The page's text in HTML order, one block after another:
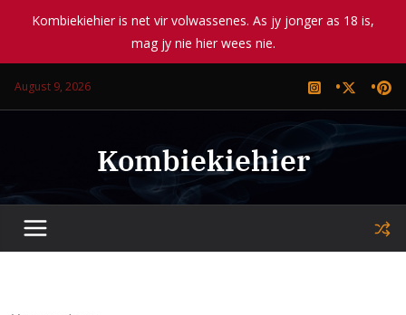
Kombiekiehier is net vir volwassenes. As jy jonger as 18 is,
mag jy nie hier wees nie.
August 9, 2026
Kombiekiehier